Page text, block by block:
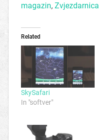
magazin, Zvjezdarnica
Related
SkySafari
In "softver"